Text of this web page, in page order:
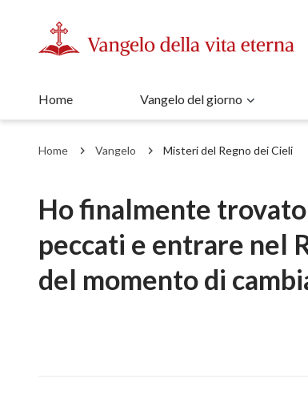
Home Vangelo del giorno
Home Vangelo Misteri del Regno dei Cieli
Ho finalmente
peccati e entrare nel
del momento di